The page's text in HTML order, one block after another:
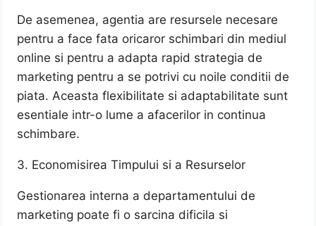
De asemenea, agentia are resursele necesare
pentru a face fata oricaror schimbari din mediul
online si pentru a adapta rapid strategia de
marketing pentru a se potrivi cu noile conditii de
piata. Aceasta flexibilitate si adaptabilitate sunt
esentiale intr-o lume a afacerilor in continua
schimbare.
3. Economisirea Timpului si a Resurselor
Gestionarea interna a departamentului de
marketing poate fi o sarcina dificila si